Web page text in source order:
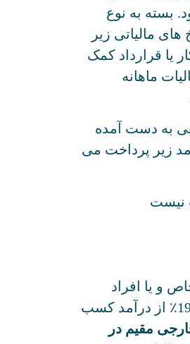
بسته به نوع
مالیاتی زیر
یا قرارداد کمک
ماهانه
به دست آمده
زیر پرداخت می
و یا افراد
دارای حداقل دستمزد در لهستان، می توانند نرخ ثابت 19٪ از درآمد کسب
مقیم در